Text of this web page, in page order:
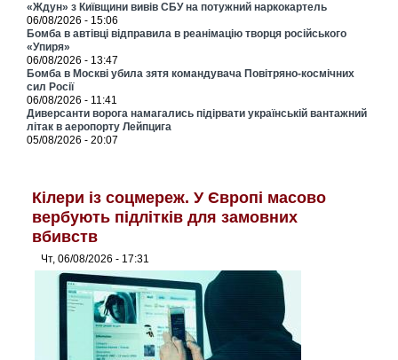
«Ждун» з Київщини вивів СБУ на потужний наркокартель
06/08/2026 - 15:06
Бомба в автівці відправила в реанімацію творця російського
«Упиря»
06/08/2026 - 13:47
Бомба в Москві убила зятя командувача Повітряно-космічних
сил Росії
06/08/2026 - 11:41
Диверсанти ворога намагались підірвати українській вантажний
літак в аеропорту Лейпцига
05/08/2026 - 20:07
Кілери із соцмереж. У Європі масово
вербують підлітків для замовних
вбивств
Чт, 06/08/2026 - 17:31